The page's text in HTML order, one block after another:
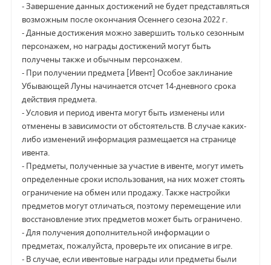
- Завершение данных достижений не будет представляться
возможным после окончания Осеннего сезона 2022 г.
- Данные достижения можно завершить только сезонным
персонажем, но награды достижений могут быть
получены также и обычным персонажем.
- При получении предмета [Ивент] Особое заклинание
Убывающей Луны начинается отсчет 14-дневного срока
действия предмета.
- Условия и период ивента могут быть изменены или
отменены в зависимости от обстоятельств. В случае каких-
либо изменений информация размещается на странице
ивента.
- Предметы, полученные за участие в ивенте, могут иметь
определенные сроки использования, на них может стоять
ограничение на обмен или продажу. Также настройки
предметов могут отличаться, поэтому перемещение или
восстановление этих предметов может быть ограничено.
- Для получения дополнительной информации о
предметах, пожалуйста, проверьте их описание в игре.
- В случае, если ивентовые награды или предметы были